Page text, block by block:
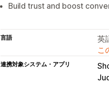
Build trust and boost
言語
英
こ
連携対象システム・アプリ